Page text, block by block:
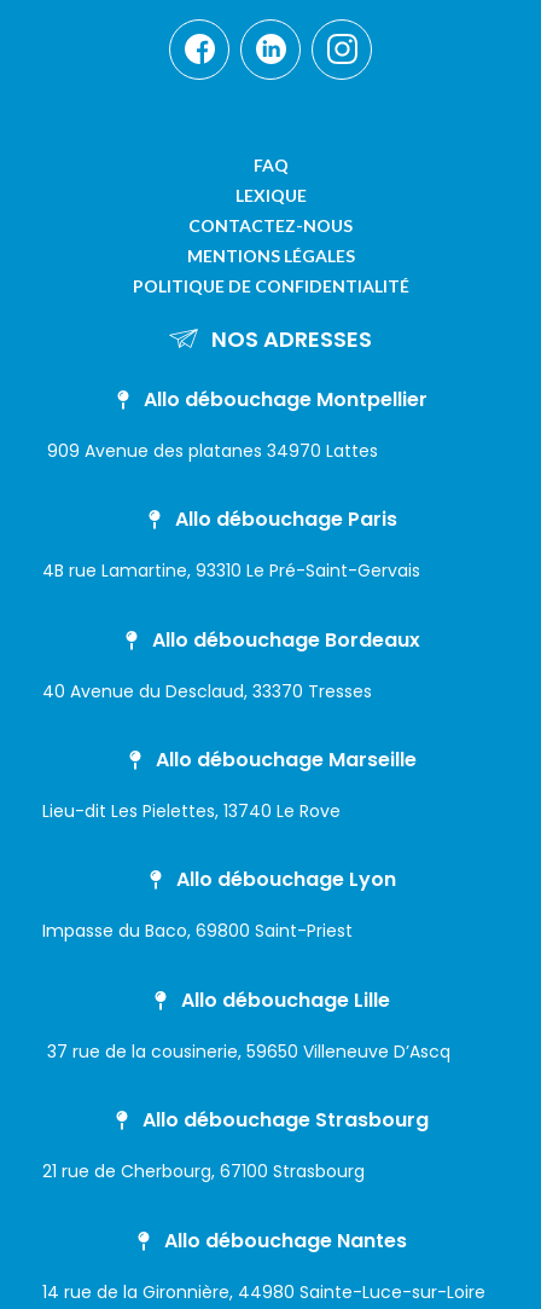
FAQ
LEXIQUE
CONTACTEZ-NOUS
MENTIONS LÉGALES
POLITIQUE DE CONFIDENTIALITÉ
NOS ADRESSES
Allo débouchage Montpellier
909 Avenue des platanes 34970 Lattes
Allo débouchage Paris
4B rue Lamartine, 93310 Le Pré-Saint-Gervais
Allo débouchage Bordeaux
40 Avenue du Desclaud, 33370 Tresses
Allo débouchage Marseille
Lieu-dit Les Pielettes, 13740 Le Rove
Allo débouchage Lyon
Impasse du Baco, 69800 Saint-Priest
Allo débouchage Lille
37 rue de la cousinerie, 59650 Villeneuve D’Ascq
Allo débouchage Strasbourg
21 rue de Cherbourg, 67100 Strasbourg
Allo débouchage Nantes
14 rue de la Gironnière, 44980 Sainte-Luce-sur-Loire